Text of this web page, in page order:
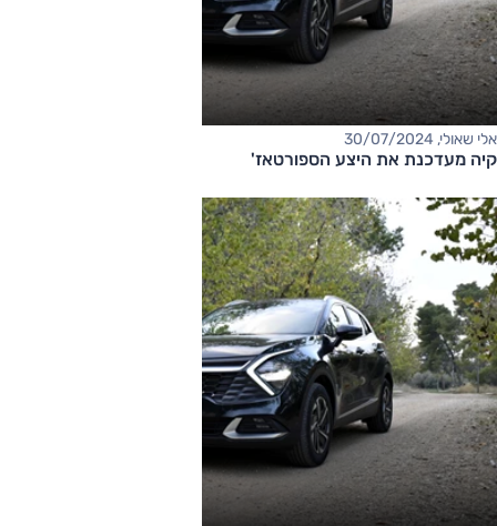
אלי שאולי, 30/07/2024
קיה מעדכנת את היצע הספורטאז'